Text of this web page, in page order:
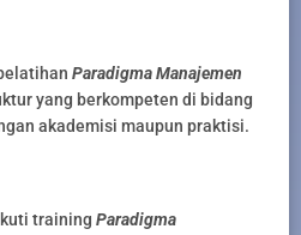
Paradigma Manajemen
yang berkompeten di bidang
akademisi maupun praktisi.
training Paradigma